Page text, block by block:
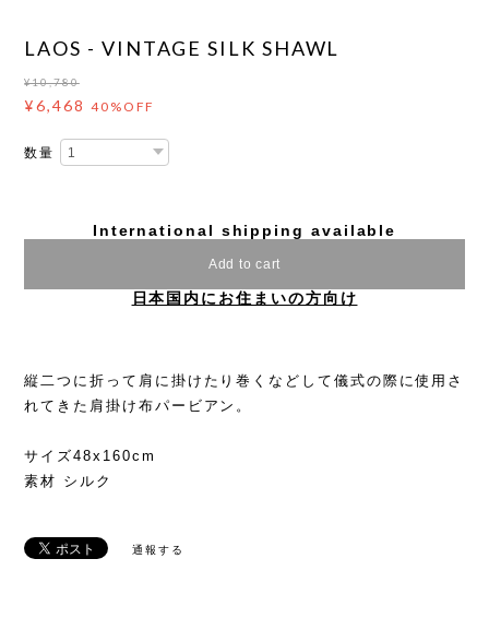
LAOS - VINTAGE SILK SHAWL
¥10,780
¥6,468 40%OFF
数量
International shipping available
Add to cart
日本国内にお住まいの方向け
縦二つに折って肩に掛けたり巻くなどして儀式の際に使用さ
れてきた肩掛け布パービアン。
サイズ48x160cm
素材 シルク
通報する